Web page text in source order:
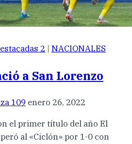
2 | NACIONALES
a San Lorenzo
109 enero 26, 2022
el primer título del año El
al «Ciclón» por 1-0 con